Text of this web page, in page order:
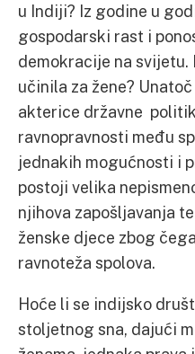
u Indiji? Iz godine u
gospodarski rast i
demokracije na
učinila za žene?
akterice državne
ravnopravnosti među
jednakih mogućnosti i
postoji velika
njihova zapošljavanja
ženske djece zbog
ravnoteža spolova.
Hoće li se indijsko
stoljetnog sna, dajući